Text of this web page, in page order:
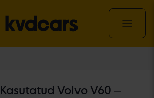
Kasutatud Volvo V60 –